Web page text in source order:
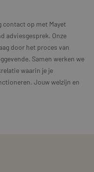
contact op met Mayet
adviesgesprek. Onze
door het proces van
Samen werken we
waarin je je
Jouw welzijn en